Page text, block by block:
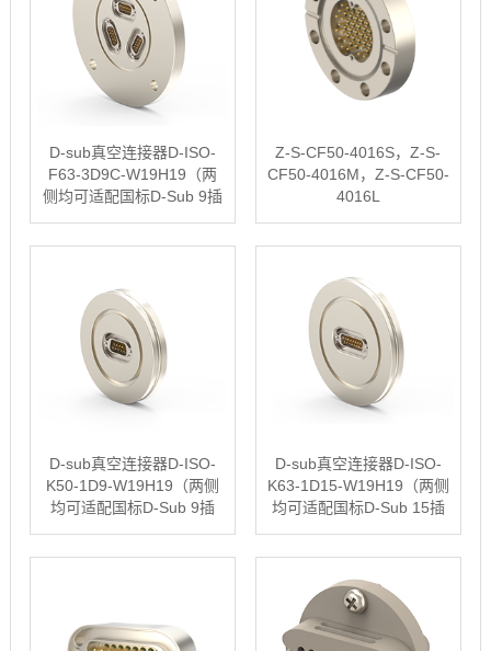
D-sub真空连接器D-ISO-
F63-3D9C-W19H19（两
侧均可适配国标D-Sub 9插
Z-S-CF50-4016S，Z-S-
CF50-4016M，Z-S-CF50-
4016L
D-sub真空连接器D-ISO-
K50-1D9-W19H19（两侧
均可适配国标D-Sub 9插
D-sub真空连接器D-ISO-
K63-1D15-W19H19（两侧
均可适配国标D-Sub 15插